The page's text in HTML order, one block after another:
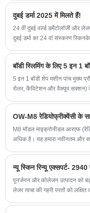
दुबई डर्मा 2025 में मिलते हैं!
24 वीं दुबई वर्ल्ड डर्मेटोलॉजी और
दुबई डर्मा का 24 वां संस्करण
14-16 अप्रैल को हमसे जुड़ें!
बॉडी स्लिमिंग के लिए 5 इन 1
5 इन 1 बॉडी शेप मशीन पांच मुख्य
रोलर, कैविटेशन और वैक्यूम सक्शन) के
OW-M8 रेडियोफ्रीक्वेंसी के
M8 मॉडल माइक्रोनीडल आरएफ
अधिक है। यह हमारा नवीनतम और
न्यू स्किन रिन्यू एक्सपर्ट- 2940
पुनर्जनन और कोलेजन उत्पादन को
लेजर त्वचा की गहरी परतों को लक्षित